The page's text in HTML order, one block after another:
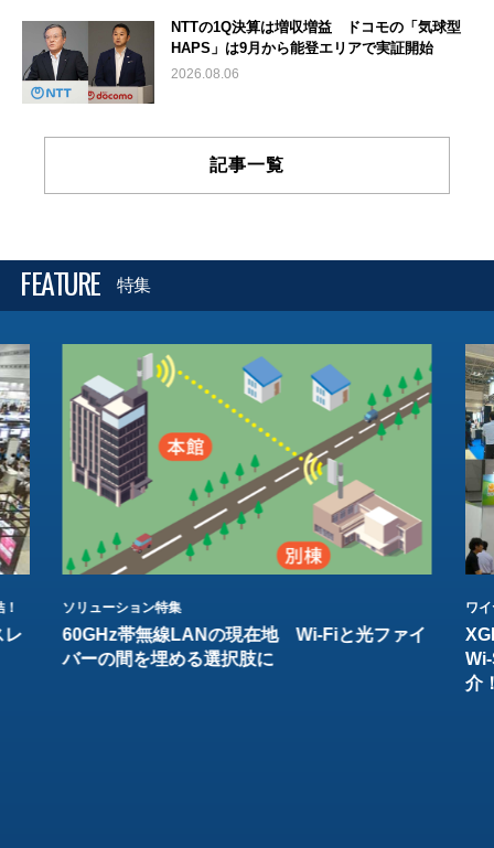
NTTの1Q決算は増収増益 ドコモの「気球型
HAPS」は9月から能登エリアで実証開始
2026.08.06
記事一覧
FEATURE 特集
レ
ソリューション特集
60GHz帯無線LANの現在地 Wi-Fiと光ファイ
バーの間を埋める選択肢に
ワ
介